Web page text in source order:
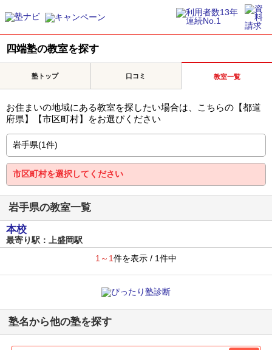
四端塾の教室を探す
塾トップ 口コミ 教室一覧
お住まいの地域にある教室を探したい場合は、こちらの【都道
府県】【市区町村】をお選びください
岩手県の教室一覧
本校
最寄り駅：上盛岡駅
1～1件を表示 / 1件中
塾名から他の塾を探す